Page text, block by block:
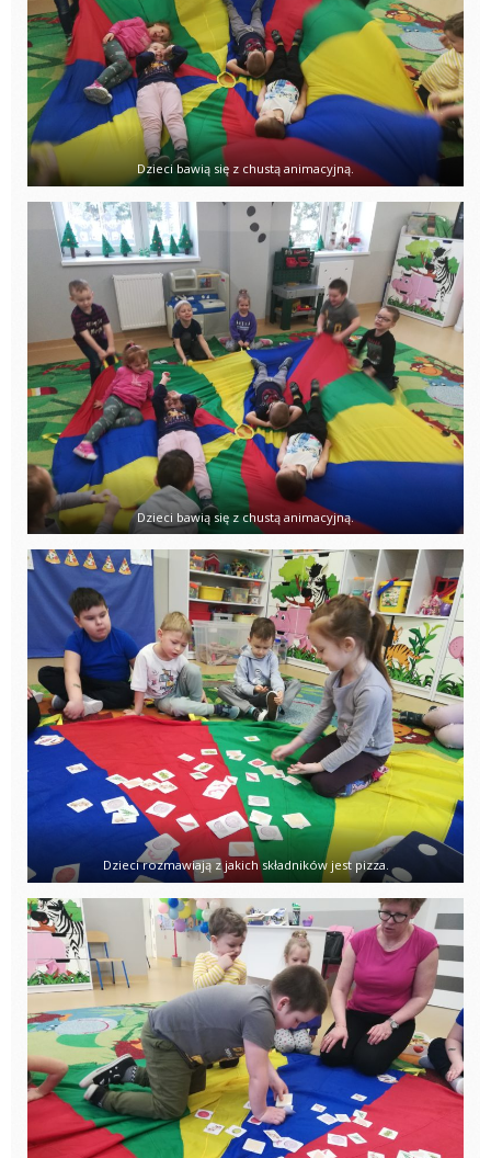
Dzieci bawią się z chustą animacyjną.
Dzieci bawią się z chustą animacyjną.
Dzieci rozmawiają z jakich składników jest pizza.